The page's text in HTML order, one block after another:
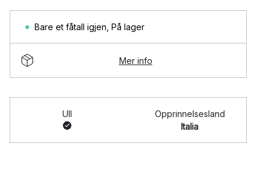
Bare et fåtall igjen På lager
Mer info
Ull
Opprinnelsesland
Italia